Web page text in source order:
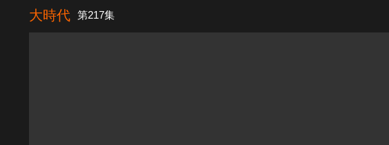
大時代 第217集